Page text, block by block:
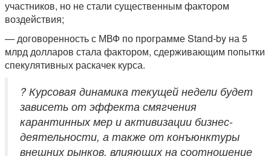
участников, но не стали существенным фактором
воздействия;
— договоренность с МВФ по программе Stand-by на 5
млрд долларов стала фактором, сдерживающим попытки
спекулятивных раскачек курса.
? Курсовая динамика текущей недели будет
зависеть от эффекта смягчения
карантинных мер и активизации бизнес-
деятельности, а также от конъюнктуры
внешних рынков, влияющих на соотношение